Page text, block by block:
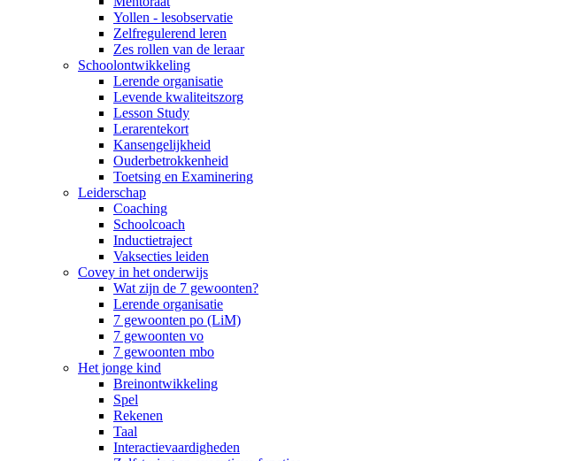
Yollen - lesobservatie
Zelfregulerend leren
Zes rollen van de leraar
Schoolontwikkeling
Lerende organisatie
Levende kwaliteitszorg
Lesson Study
Lerarentekort
Kansengelijkheid
Ouderbetrokkenheid
Toetsing en Examinering
Leiderschap
Coaching
Schoolcoach
Inductietraject
Vaksecties leiden
Covey in het onderwijs
Wat zijn de 7 gewoonten?
Lerende organisatie
7 gewoonten po (LiM)
7 gewoonten vo
7 gewoonten mbo
Het jonge kind
Breinontwikkeling
Spel
Rekenen
Taal
Interactievaardigheden